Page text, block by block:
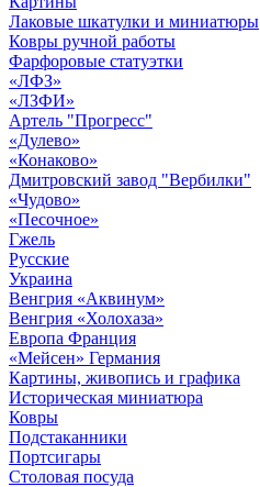
Лаковые шкатулки и миниатюры
Ковры ручной работы
Фарфоровые статуэтки
«ЛФЗ»
«ЛЗФИ»
Артель "Прогресс"
«Дулево»
«Конаково»
Дмитровский завод "Вербилки"
«Чудово»
«Песочное»
Гжель
Русские
Украина
Венгрия «Аквинум»
Венгрия «Холохаза»
Европа Франция
«Мейсен» Германия
Картины, живопись и графика
Историческая миниатюра
Ковры
Подстаканники
Портсигары
Столовая посуда